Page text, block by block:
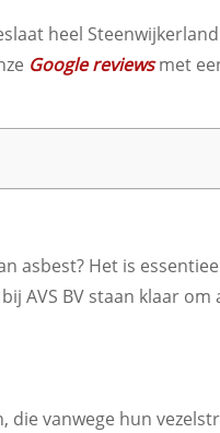
heel
Google reviewsmet
asbest? Het is
AVS BV staan klaar
vanwege hun